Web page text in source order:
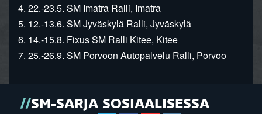
4. 22.-23.5. SM Imatra Ralli, Imatra
5. 12.-13.6. SM Jyväskylä Ralli, Jyväskylä
6. 14.-15.8. Fixus SM Ralli Kitee, Kitee
7. 25.-26.9. SM Porvoon Autopalvelu Ralli, Porvoo
SM-SARJA SOSIAALISESSA